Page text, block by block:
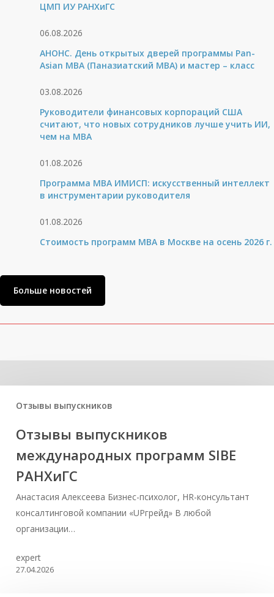
ЦМП ИУ РАНХиГС
06.08.2026
АНОНС. День открытых дверей программы Pan-
Asian MBA (Паназиатский MBA) и мастер – класс
03.08.2026
Руководители финансовых корпораций США
считают, что новых сотрудников лучше учить ИИ,
чем на МВА
01.08.2026
Программа MBA ИМИСП: искусственный интеллект
в инструментарии руководителя
01.08.2026
Стоимость программ MBA в Москве на осень 2026 г.
Больше новостей
Отзывы выпускников
Отзывы выпускников
международных программ SIBE
РАНХиГС
Анастасия Алексеева Бизнес-психолог, HR-консультант
консалтинговой компании «UPгрейд» В любой
организации…
expert
27.04.2026